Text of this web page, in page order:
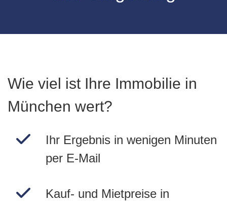
Wie viel ist Ihre Immobilie in
München wert?
Ihr Ergebnis in wenigen Minuten
per E-Mail
Kauf- und Mietpreise in